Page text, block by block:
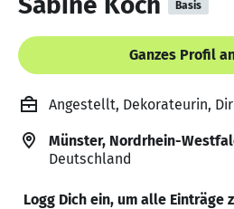
Basis
Ganzes Profil
Angestellt, Dekorateurin,
Münster, Nordrhein-
Deutschland
Logg Dich ein, um alle Einträge